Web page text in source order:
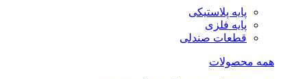
پایه پلاستیکی
پایه فلزی
قطعات صندلی
همه محصولات